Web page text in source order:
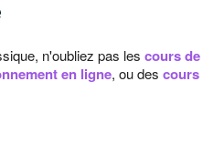
n'oubliez pas les cours de
en ligne, ou des cours